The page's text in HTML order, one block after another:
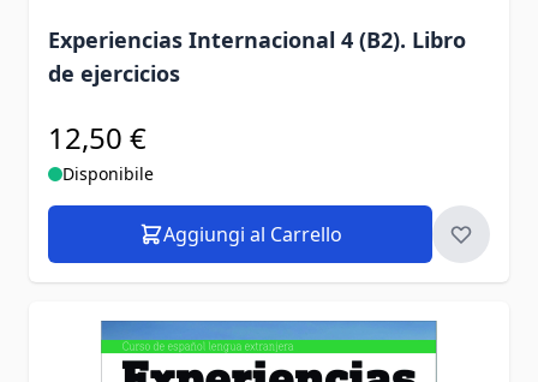
Experiencias Internacional 4 (B2). Libro
de ejercicios
12,50 €
Disponibile
Aggiungi al Carrello